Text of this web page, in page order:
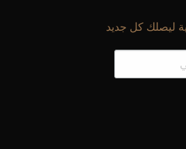
ليصلك كل جديد